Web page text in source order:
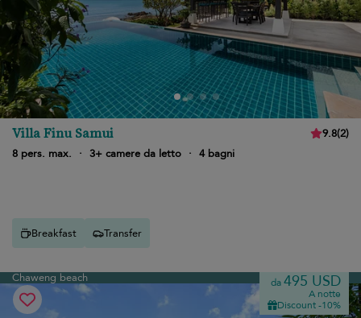
Villa Finu Samui 9.8(2)
8 pers. max.
· 3+ camere da letto · 4 bagni
Breakfast Transfer
Chaweng beach da495 USD
A notte
Discount -10%